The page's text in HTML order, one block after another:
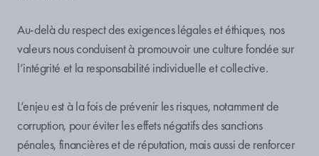
Au-delà du respect des exigences légales et éthiques, nos
valeurs nous conduisent à promouvoir une culture fondée sur
l’intégrité et la responsabilité individuelle et collective.
L’enjeu est à la fois de prévenir les risques, notamment de
corruption, pour éviter les effets négatifs des sanctions
pénales, financières et de réputation, mais aussi de renforcer